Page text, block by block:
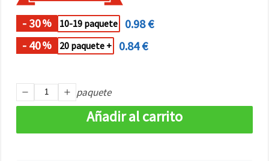
- 30% 10-19 paquete
0.98 €
- 40% 20 paquete + 0.84 €
paquete
Añadir al carrito